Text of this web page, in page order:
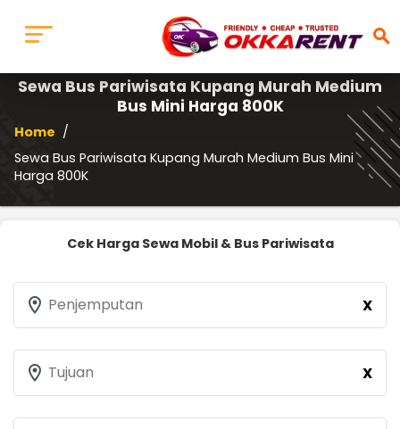
search
Sewa Bus Pariwisata Kupang Murah Medium
Bus Mini Harga 800K
Home /
Sewa Bus Pariwisata Kupang Murah Medium Bus Mini
Harga 800K
Cek Harga Sewa Mobil & Bus Pariwisata
location_on Penjemputan X
location_on Tujuan X